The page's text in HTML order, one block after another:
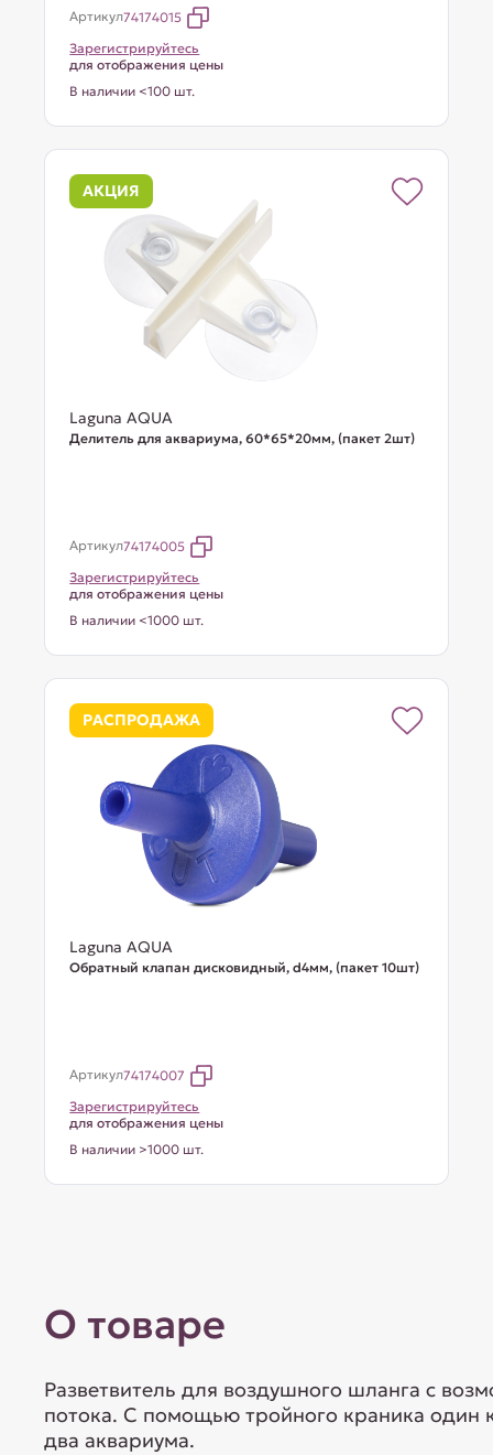
Артикул74174015
Зарегистрируйтесь
для отображения цены
В наличии <100 шт.
АКЦИЯ
Laguna AQUA
Делитель для аквариума, 60*65*20мм, (пакет 2шт)
Артикул74174005
Зарегистрируйтесь
для отображения цены
В наличии <1000 шт.
РАСПРОДАЖА
Laguna AQUA
Обратный клапан дисковидный, d4мм, (пакет 10шт)
Артикул74174007
Зарегистрируйтесь
для отображения цены
В наличии >1000 шт.
О товаре
Разветвитель для воздушного шланга с
потока. С помощью тройного краника один
два аквариума.